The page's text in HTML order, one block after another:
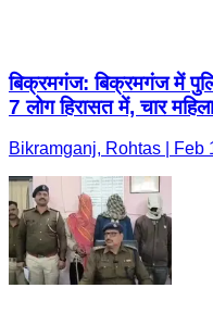
बिक्रमगंज: बिक्रमगंज में
7 लोग हिरासत में, चार
Bikramganj, Rohtas | Feb